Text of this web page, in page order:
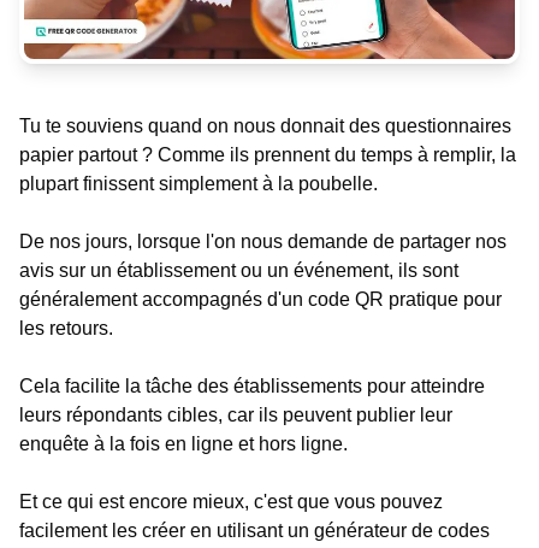
Tu te souviens quand on nous donnait des questionnaires
papier partout ? Comme ils prennent du temps à remplir, la
plupart finissent simplement à la poubelle.
De nos jours, lorsque l'on nous demande de partager nos
avis sur un établissement ou un événement, ils sont
généralement accompagnés d'un code QR pratique pour
les retours.
Cela facilite la tâche des établissements pour atteindre
leurs répondants cibles, car ils peuvent publier leur
enquête à la fois en ligne et hors ligne.
Et ce qui est encore mieux, c'est que vous pouvez
facilement les créer en utilisant un générateur de codes